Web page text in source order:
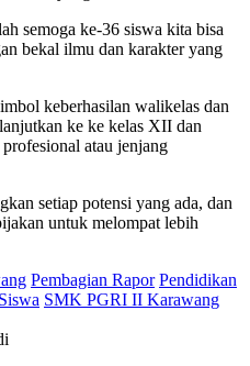
semoga ke-36 siswa kita bisa
bekal ilmu dan karakter yang
keberhasilan walikelas dan
ke ke kelas XII dan
atau jenjang
setiap potensi yang ada, dan
untuk melompat lebih
Pembagian Rapor Pendidikan
SMK PGRI II Karawang